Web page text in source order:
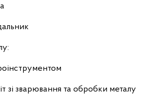
зі зварювання та обробки металу